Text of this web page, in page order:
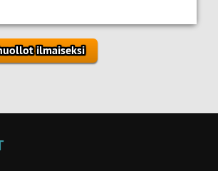
ilmaiseksi